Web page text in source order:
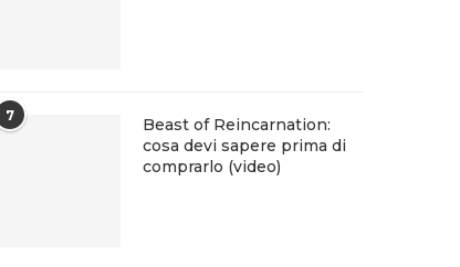
7
Beast of Reincarnation:
cosa devi sapere prima di
comprarlo (video)